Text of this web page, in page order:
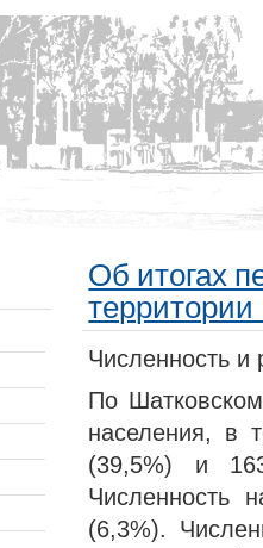
Об итогах
территории
Численность и
По
населения, в
(39,5%) и
Численность
(6,3%).